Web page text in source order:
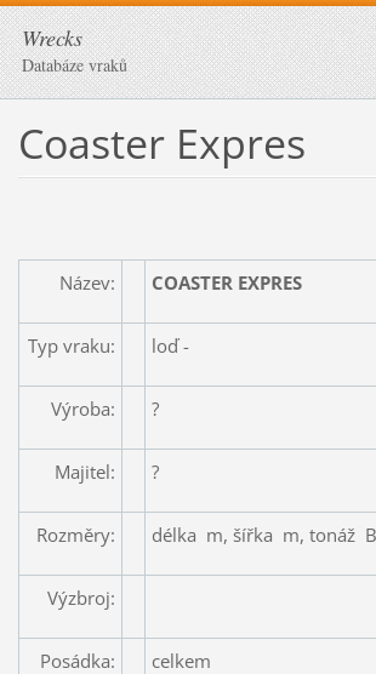
Wrecks
Databáze vraků
Coaster Expres
Název: COASTER EXPRES
Typ vraku: loď -
Výroba: ?
Majitel: ?
Rozměry: délka m, šířka m, tonáž
Výzbroj:
Posádka: celkem